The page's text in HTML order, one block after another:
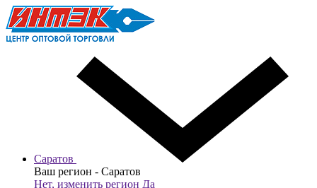
Саратов
Ваш регион - Саратов
Нет, изменить регион Да